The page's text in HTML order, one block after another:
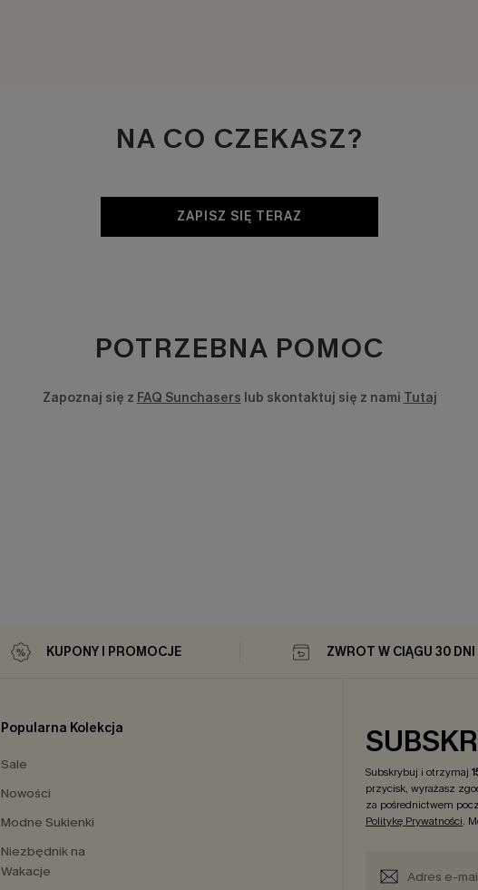
NA CO CZEKASZ?
ZAPISZ SIĘ TERAZ
POTRZEBNA POMOC
Zapoznaj się z FAQ Sunchasers lub skontaktuj się z nami Tutaj
KUPONY I PROMOCJE ZWROT W CIĄGU 30 DNI
Popularna Kolekcja
Sale
Nowości
Modne Sukienki
Niezbędnik na
Wakacje
Subskrybuj i otrzymaj
przycisk, wyrażasz
za pośrednictwem
Politykę Prywatności.